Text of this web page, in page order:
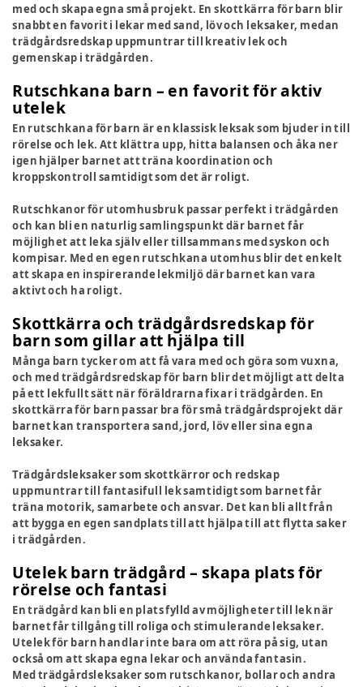
med och skapa egna små projekt. En skottkärra för barn blir
snabbt en favorit i lekar med sand, löv och leksaker, medan
trädgårdsredskap uppmuntrar till kreativ lek och
gemenskap i trädgården.
Rutschkana barn – en favorit för aktiv
utelek
En rutschkana för barn är en klassisk leksak som bjuder in till
rörelse och lek. Att klättra upp, hitta balansen och åka ner
igen hjälper barnet att träna koordination och
kroppskontroll samtidigt som det är roligt.
Rutschkanor för utomhusbruk passar perfekt i trädgården
och kan bli en naturlig samlingspunkt där barnet får
möjlighet att leka själv eller tillsammans med syskon och
kompisar. Med en egen rutschkana utomhus blir det enkelt
att skapa en inspirerande lekmiljö där barnet kan vara
aktivt och ha roligt.
Skottkärra och trädgårdsredskap för
barn som gillar att hjälpa till
Många barn tycker om att få vara med och göra som vuxna,
och med trädgårdsredskap för barn blir det möjligt att delta
på ett lekfullt sätt när föräldrarna fixar i trädgården. En
skottkärra för barn passar bra för små trädgårdsprojekt där
barnet kan transportera sand, jord, löv eller sina egna
leksaker.
Trädgårdsleksaker som skottkärror och redskap
uppmuntrar till fantasifull lek samtidigt som barnet får
träna motorik, samarbete och ansvar. Det kan bli allt från
att bygga en egen sandplats till att hjälpa till att flytta saker
i trädgården.
Utelek barn trädgård – skapa plats för
rörelse och fantasi
En trädgård kan bli en plats fylld av möjligheter till lek när
barnet får tillgång till roliga och stimulerande leksaker.
Utelek för barn handlar inte bara om att röra på sig, utan
också om att skapa egna lekar och använda fantasin.
Med trädgårdsleksaker som rutschkanor, bollar och andra